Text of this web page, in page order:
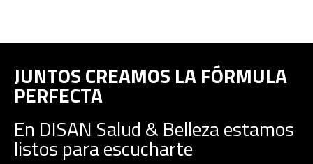
JUNTOS CREAMOS LA FÓRMULA
PERFECTA
En DISAN Salud & Belleza estamos
listos para escucharte